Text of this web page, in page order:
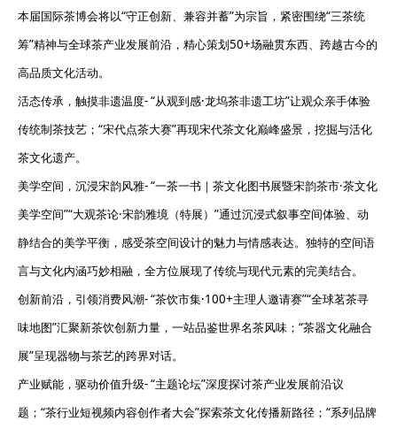
本届国际茶博会将以“守正创新、兼容并蓄”为宗旨，紧密围绕“三茶统
筹”精神与全球茶产业发展前沿，精心策划50+场融贯东西、跨越古今的
高品质文化活动。
活态传承，触摸非遗温度- “从观到感·龙坞茶非遗工坊”让观众亲手体验
传统制茶技艺；“宋代点茶大赛”再现宋代茶文化巅峰盛景，挖掘与活化
茶文化遗产。
美学空间，沉浸宋韵风雅- “一茶一书｜茶文化图书展暨宋韵茶市·茶文化
美学空间”“大观茶论·宋韵雅境（特展）”通过沉浸式叙事空间体验、动
静结合的美学平衡，感受茶空间设计的魅力与情感表达。独特的空间语
言与文化内涵巧妙相融，全方位展现了传统与现代元素的完美结合。
创新前沿，引领消费风潮- “茶饮市集·100+主理人邀请赛”“全球茗茶寻
味地图”汇聚新茶饮创新力量，一站品鉴世界名茶风味；“茶器文化融合
展”呈现器物与茶艺的跨界对话。
产业赋能，驱动价值升级- “主题论坛”深度探讨茶产业发展前沿议
题；“茶行业短视频内容创作者大会”探索茶文化传播新路径；“系列品牌